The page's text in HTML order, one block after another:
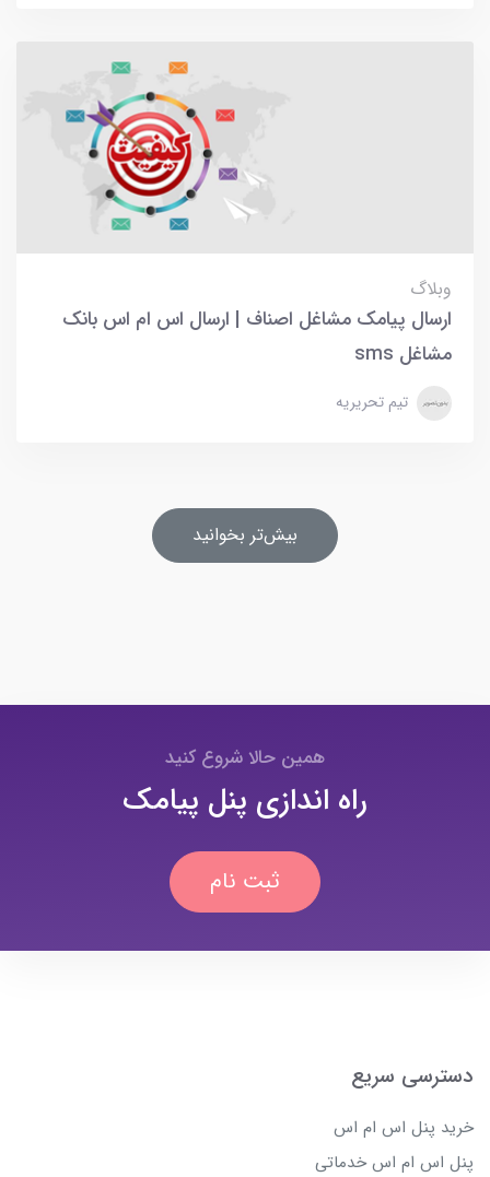
وبلاگ
ارسال پیامک مشاغل اصناف | ارسال اس ام اس بانک
مشاغل sms
تیم تحریریه
بیش‌تر بخوانید
همین حالا شروع کنید
راه اندازی پنل پیامک
ثبت نام
دسترسی سریع
خرید پنل اس ام اس
پنل اس ام اس خدماتی